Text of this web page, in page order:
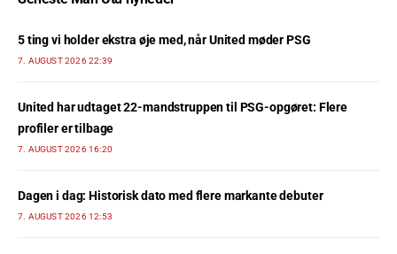
5 ting vi holder ekstra øje med, når United møder PSG
7. AUGUST 2026 22:39
United har udtaget 22-mandstruppen til PSG-opgøret: Flere
profiler er tilbage
7. AUGUST 2026 16:20
Dagen i dag: Historisk dato med flere markante debuter
7. AUGUST 2026 12:53